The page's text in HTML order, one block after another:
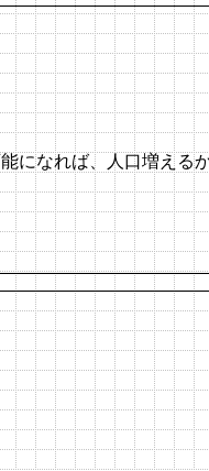
になれば、人口増える